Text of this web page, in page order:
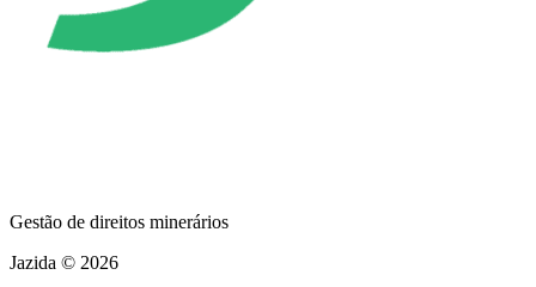
Gestão de direitos minerários
Jazida © 2026